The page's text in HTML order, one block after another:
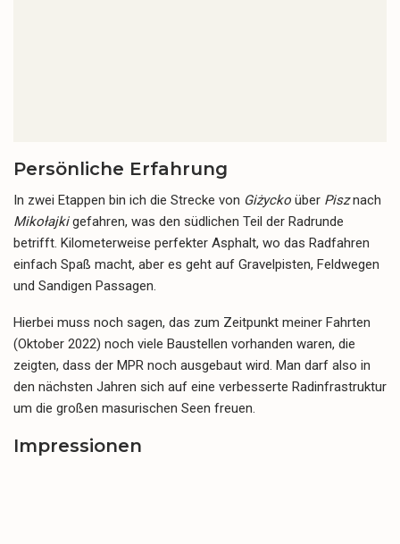
Persönliche Erfahrung
In zwei Etappen bin ich die Strecke von Giżycko über Pisznach
Mikołajkigefahren, was den südlichen Teil der Radrunde
betrifft. Kilometerweise perfekter Asphalt, wo das Radfahren
einfach Spaß macht, aber es geht auf Gravelpisten, Feldwegen
und Sandigen Passagen.
Hierbei muss noch sagen, das zum Zeitpunkt meiner Fahrten
(Oktober 2022) noch viele Baustellen vorhanden waren, die
zeigten, dass der MPR noch ausgebaut wird. Man darf also in
den nächsten Jahren sich auf eine verbesserte Radinfrastruktur
um die großen masurischen Seen freuen.
Impressionen